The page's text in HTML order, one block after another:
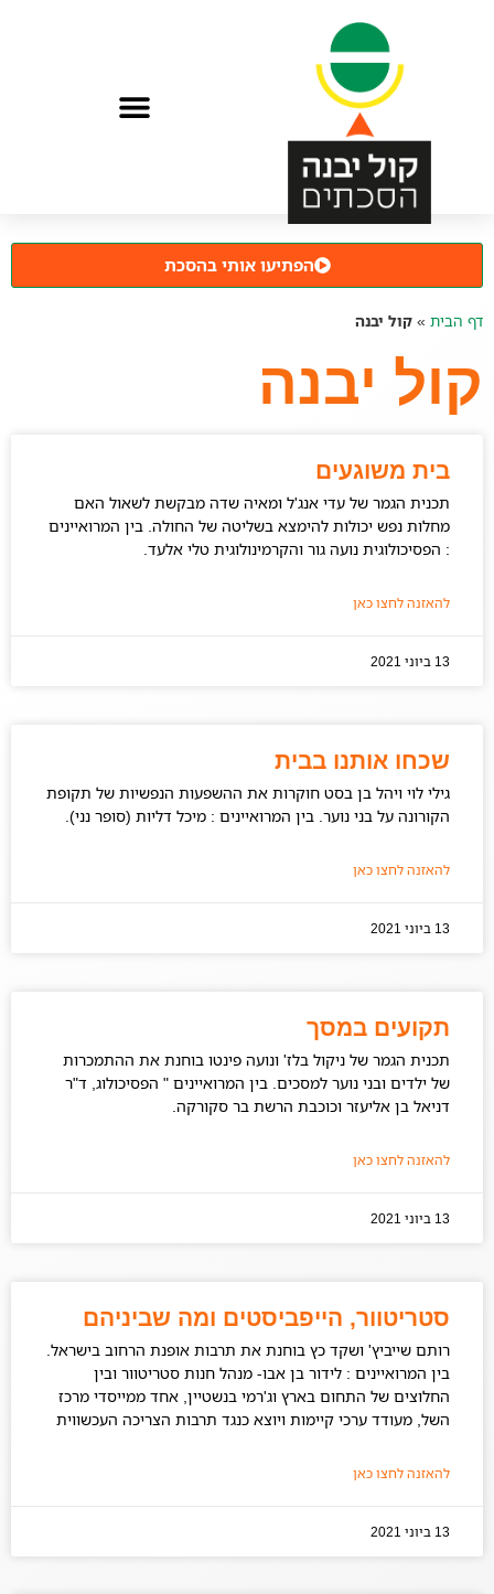
הפתיעו אותי בהסכת
דף הבית » קול יבנה
קול יבנה
בית משוגעים
תכנית הגמר של עדי אנג'ל ומאיה שדה מבקשת לשאול האם
מחלות נפש יכולות להימצא בשליטה של החולה. בין המרואיינים
: הפסיכולוגית נועה גור והקרמינולוגית טלי אלעד.
להאזנה לחצו כאן
13 ביוני 2021
שכחו אותנו בבית
גילי לוי ויהל בן בסט חוקרות את ההשפעות הנפשיות של תקופת
הקורונה על בני נוער. בין המרואיינים : מיכל דליות (סופר נני).
להאזנה לחצו כאן
13 ביוני 2021
תקועים במסך
תכנית הגמר של ניקול בלז' ונועה פינטו בוחנת את ההתמכרות
של ילדים ובני נוער למסכים. בין המרואיינים " הפסיכולוג, ד"ר
דניאל בן אליעזר וכוכבת הרשת בר סקורקה.
להאזנה לחצו כאן
13 ביוני 2021
סטריטוור, הייפביסטים ומה שביניהם
רותם שייביץ' ושקד כץ בוחנת את תרבות אופנת הרחוב בישראל.
בין המרואיינים : לידור בן אבו- מנהל חנות סטריטוור ובין
החלוצים של התחום בארץ וג'רמי בנשטיין, אחד ממייסדי מרכז
השל, מעודד ערכי קיימות ויוצא כנגד תרבות הצריכה העכשווית
להאזנה לחצו כאן
13 ביוני 2021